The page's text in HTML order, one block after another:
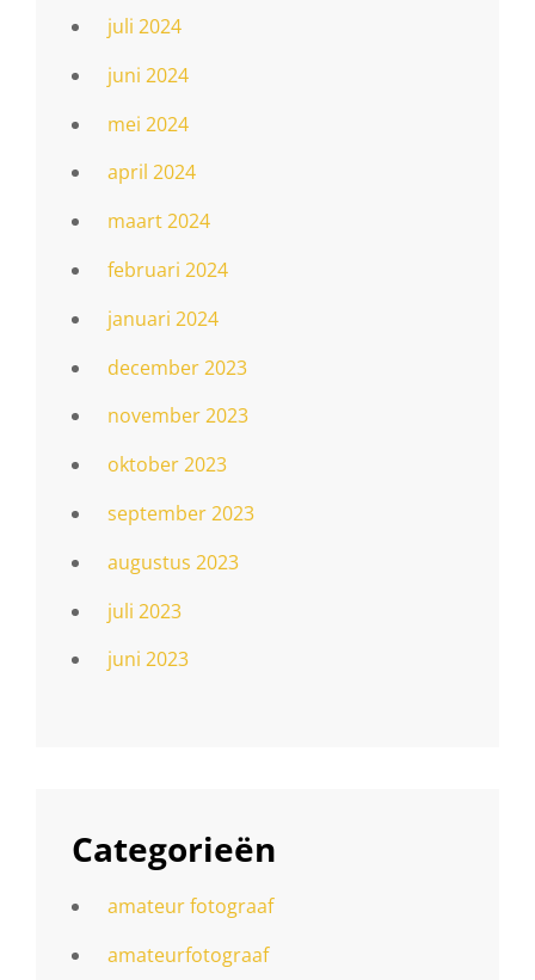
juli 2024
juni 2024
mei 2024
april 2024
maart 2024
februari 2024
januari 2024
december 2023
november 2023
oktober 2023
september 2023
augustus 2023
juli 2023
juni 2023
Categorieën
amateur fotograaf
amateurfotograaf